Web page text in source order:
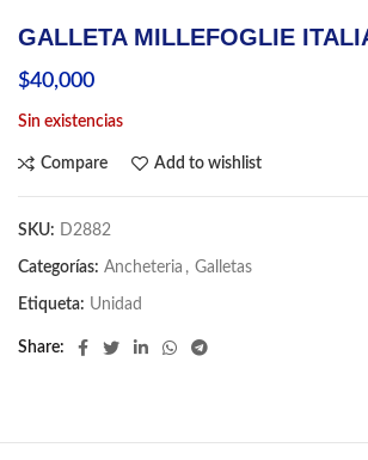
GALLETA MILLEFOGLIE
$40,000
Sin existencias
Compare Add to wishlist
SKU: D2882
Categorías: Ancheteria , Galletas
Etiqueta: Unidad
Share